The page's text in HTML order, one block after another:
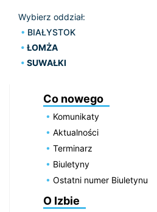
Wybierz oddział:
BIAŁYSTOK
ŁOMŻA
SUWAŁKI
Co nowego
Komunikaty
Aktualności
Terminarz
Biuletyny
Ostatni numer Biuletynu
O Izbie